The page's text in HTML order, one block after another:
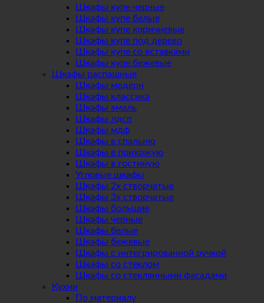
Шкафы купе черные
Шкафы купе белые
Шкафы купе коричневые
Шкафы купе под дерево
Шкафы купе со вставками
Шкафы купе бежевые
Шкафы распашные
Шкафы модерн
Шкафы классика
Шкафы эмаль
Шкафы лдсп
Шкафы мдф
Шкафы в спальню
Шкафы в прихожую
Шкафы в гостиную
Угловые шкафы
Шкафы 2х створчатые
Шкафы 3х створчатые
Шкафы большие
Шкафы черные
Шкафы белые
Шкафы бежевые
Шкафы с интегрированной ручкой
Шкафы со стеклом
Шкафы со стеклянными фасадами
Кухни
По материалу